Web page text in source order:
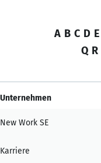
A B C D E
Q R
Unternehmen
New Work SE
Karriere